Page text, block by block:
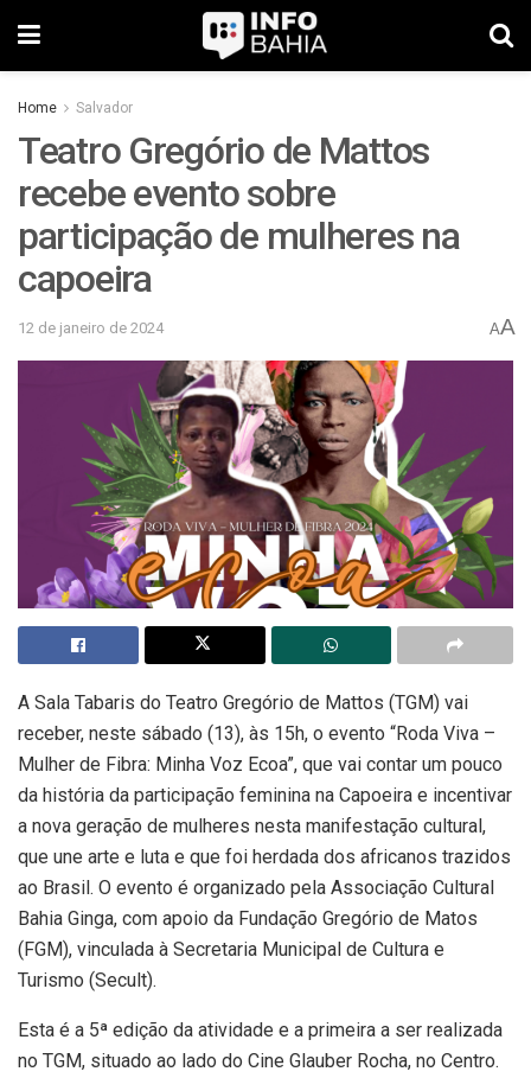
Home Salvador
Teatro Gregório de Mattos
recebe evento sobre
participação de mulheres na
capoeira
12 de janeiro de 2024 AA
A Sala Tabaris do Teatro Gregório de Mattos (TGM) vai
receber, neste sábado (13), às 15h, o evento “Roda Viva –
Mulher de Fibra: Minha Voz Ecoa”, que vai contar um pouco
da história da participação feminina na Capoeira e incentivar
a nova geração de mulheres nesta manifestação cultural,
que une arte e luta e que foi herdada dos africanos trazidos
ao Brasil. O evento é organizado pela Associação Cultural
Bahia Ginga, com apoio da Fundação Gregório de Matos
(FGM), vinculada à Secretaria Municipal de Cultura e
Turismo (Secult).
Esta é a 5ª edição da atividade e a primeira a ser realizada
no TGM, situado ao lado do Cine Glauber Rocha, no Centro.